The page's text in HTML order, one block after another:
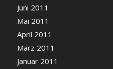
Juni 2011
Mai 2011
April 2011
März 2011
Januar 2011